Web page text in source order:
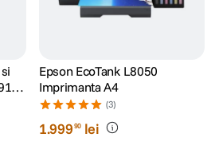
Epson EcoTank L8050
Imprimanta A4
(3)
1.99990 lei